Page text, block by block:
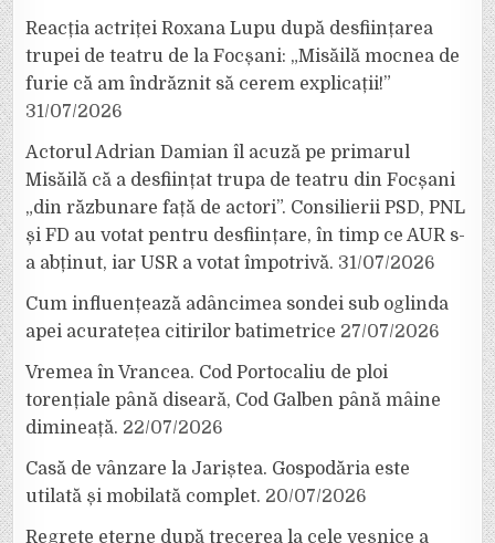
Reacția actriței Roxana Lupu după desființarea
trupei de teatru de la Focșani: „Misăilă mocnea de
furie că am îndrăznit să cerem explicații!”
31/07/2026
Actorul Adrian Damian îl acuză pe primarul
Misăilă că a desființat trupa de teatru din Focșani
„din răzbunare față de actori”. Consilierii PSD, PNL
și FD au votat pentru desființare, în timp ce AUR s-
a abținut, iar USR a votat împotrivă. 31/07/2026
Cum influențează adâncimea sondei sub oglinda
apei acuratețea citirilor batimetrice 27/07/2026
Vremea în Vrancea. Cod Portocaliu de ploi
torențiale până diseară, Cod Galben până mâine
dimineață. 22/07/2026
Casă de vânzare la Jariștea. Gospodăria este
utilată și mobilată complet. 20/07/2026
Regrete eterne după trecerea la cele veșnice a